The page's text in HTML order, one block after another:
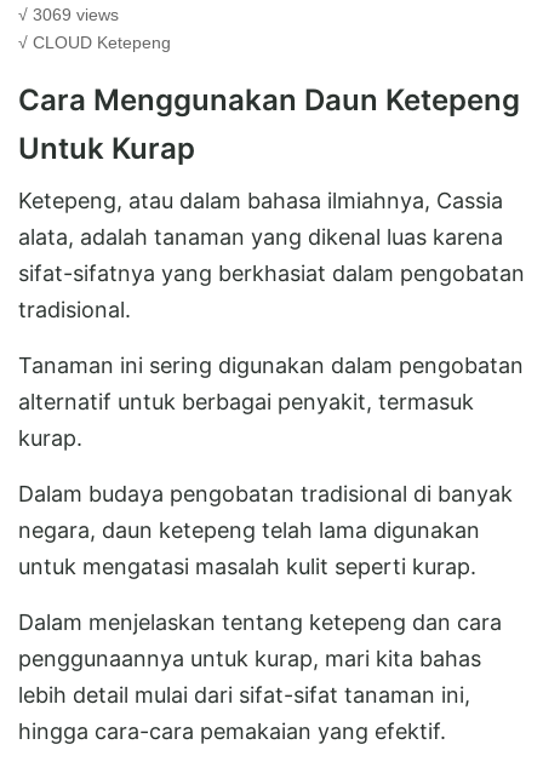
√ 3069 views
√ CLOUD Ketepeng
Cara Menggunakan Daun Ketepeng
Untuk Kurap
Ketepeng, atau dalam bahasa ilmiahnya, Cassia
alata, adalah tanaman yang dikenal luas karena
sifat-sifatnya yang berkhasiat dalam pengobatan
tradisional.
Tanaman ini sering digunakan dalam pengobatan
alternatif untuk berbagai penyakit, termasuk
kurap.
Dalam budaya pengobatan tradisional di banyak
negara, daun ketepeng telah lama digunakan
untuk mengatasi masalah kulit seperti kurap.
Dalam menjelaskan tentang ketepeng dan cara
penggunaannya untuk kurap, mari kita bahas
lebih detail mulai dari sifat-sifat tanaman ini,
hingga cara-cara pemakaian yang efektif.